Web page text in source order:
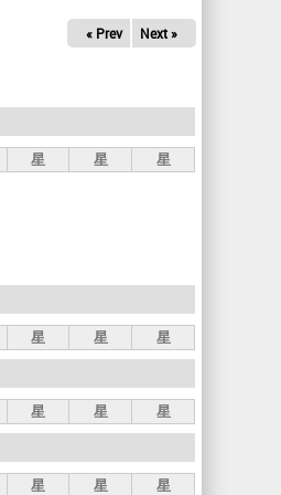
« Prev Next »
星 星 星
星 星 星
星 星 星
星 星 星